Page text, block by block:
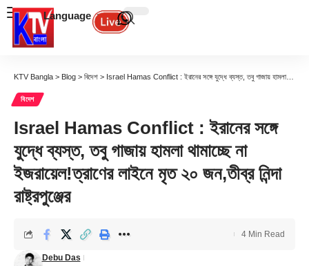
Language
KTV Bangla > Blog > বিদেশ > Israel Hamas Conflict : ইরানের সঙ্গে যুদ্ধে ব্যস্ত, তবু গাজায় হামলা থামাচ্ছে না ইজরায়েল!ত্রাণের লাইনে মৃত ২০ জন,তীব্র নিন্দা রাষ্ট্রপুঞ্জের
বিদেশ
Israel Hamas Conflict : ইরানের সঙ্গে
যুদ্ধে ব্যস্ত, তবু গাজায় হামলা থামাচ্ছে না
ইজরায়েল!ত্রাণের লাইনে মৃত ২০ জন,তীব্র নিন্দা
রাষ্ট্রপুঞ্জের
Debu Das
4 Min Read